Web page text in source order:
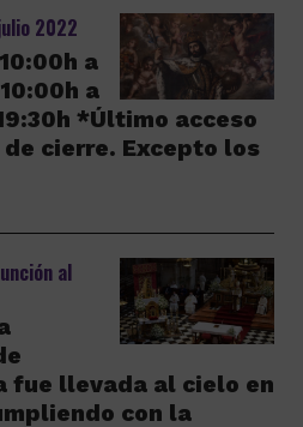
2022
a
a
*Último acceso
cierre. Excepto los
al
fue llevada al cielo en
con la